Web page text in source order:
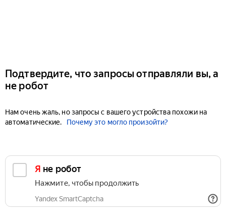
Подтвердите, что запросы отправляли вы, а
не робот
Нам очень жаль, но запросы с вашего устройства похожи на
автоматические.
Почему это могло произойти?
Я не робот
Нажмите, чтобы продолжить
Yandex SmartCaptcha